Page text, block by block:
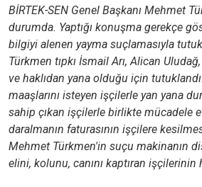
BİRTEK-SEN Genel Başkanı Mehmet
durumda. Yaptığı konuşma gerekçe
bilgiyi alenen yayma suçlamasıyla
Türkmen tıpkı İsmail Arı, Alican
ve haklıdan yana olduğu için
maaşlarını isteyen işçilerle yan yana
sahip çıkan işçilerle birlikte mücadele
daralmanın faturasının işçilere
Mehmet Türkmen'in suçu makinanın
elini, kolunu, canını kaptıran işçilerinin